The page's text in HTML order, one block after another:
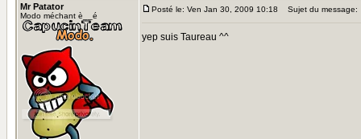
Mr Patator
Modo méchant è__é
Posté le: Ven Jan 30, 2009 10:18 Sujet du message:
yep suis Taureau ^^